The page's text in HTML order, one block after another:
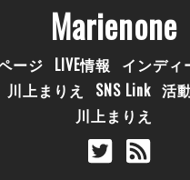
Marienone
ージ LIVE情報
インディ
川上まりえ SNS Link 活
川上まりえ